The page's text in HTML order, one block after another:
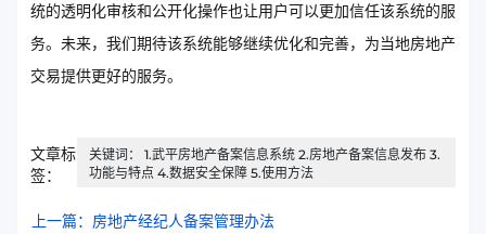
统的透明化审核和公开化操作也让用户可以更加信任该系统的服
务。未来，我们期待该系统能够继续优化和完善，为当地房地产
交易提供更好的服务。
文章标
签：
关键词： 1.武平房地产备案信息系统 2.房地产备案信息发布 3.
功能与特点 4.数据安全保障 5.使用方法
上一篇：房地产经纪人备案管理办法